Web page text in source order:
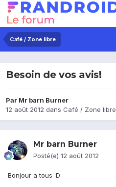
Café / Zone libre
Besoin de vos avis!
Par Mr barn Burner
12 août 2012 dans Café / Zone libre
Mr barn Burner
Posté(e) 12 août 2012
Bonjour a tous :D